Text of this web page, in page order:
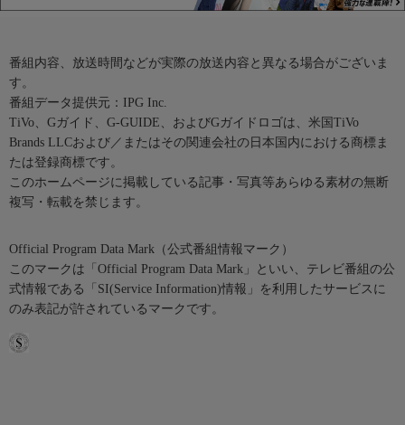
番組内容、放送時間などが実際の放送内容と異なる場合がございま
す。
番組データ提供元：IPG Inc.
TiVo、Gガイド、G-GUIDE、およびGガイドロゴは、米国TiVo
Brands LLCおよび／またはその関連会社の日本国内における商標ま
たは登録商標です。
このホームページに掲載している記事・写真等あらゆる素材の無断
複写・転載を禁じます。
Official Program Data Mark（公式番組情報マーク）
このマークは「Official Program Data Mark」といい、テレビ番組の公
式情報である「SI(Service Information)情報」を利用したサービスに
のみ表記が許されているマークです。